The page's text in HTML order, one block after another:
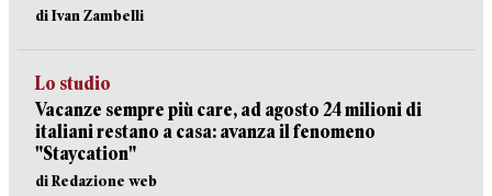
di Ivan Zambelli
Lo studio
Vacanze sempre più care, ad agosto 24 milioni di
italiani restano a casa: avanza il fenomeno
"Staycation"
di Redazione web